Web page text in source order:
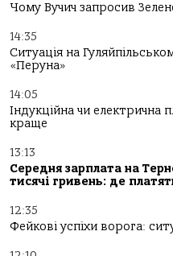
Чому Вучич запросив
14:35
Ситуація на
«Перуна»
14:05
Індукційна чи електрична
краще
13:13
Середня зарплата на
тисячі гривень: де
12:35
Фейкові успіхи ворога: